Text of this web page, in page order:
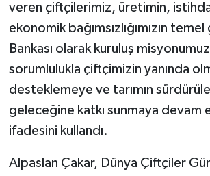
veren çiftçilerimiz, üretimin,
ekonomik bağımsızlığımızın
Bankası olarak kuruluş
sorumlulukla çiftçimizin yanında
desteklemeye ve tarımın
geleceğine katkı sunmaya devam
ifadesini kullandı.
Alpaslan Çakar, Dünya Çiftçiler